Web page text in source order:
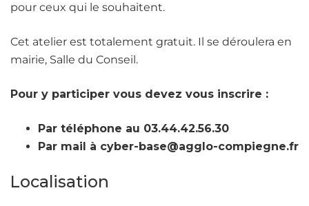
pour ceux qui le souhaitent.
Cet atelier est totalement gratuit. Il se déroulera en
mairie, Salle du Conseil.
Pour y participer vous devez vous inscrire :
Par téléphone au 03.44.42.56.30
Par mail à cyber-base@agglo-compiegne.fr
Localisation